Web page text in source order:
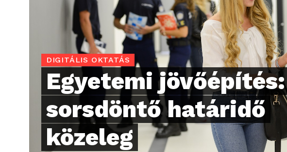
DIGITÁLIS OKTATÁS
Egyetemi jövőépítés:
sorsdöntő határidő
közeleg